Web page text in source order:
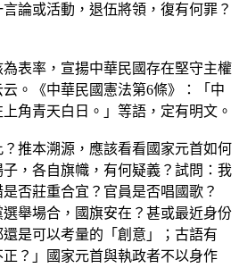
論或活動，退伍將領，復有何罪？
表率，宣揚中華民國存在堅守主權
。《中華民國憲法第6條》：「中
角青天白日。」等語，定有明文。
推本溯源，應該看看國家元首如何
，各自旗幟，有何疑義？試問：我
否莊重合宜？官員是否唱國歌？
選舉場合，國旗安在？甚或最近身份
是可以考量的「創意」；古語有
？」國家元首與執政者不以身作